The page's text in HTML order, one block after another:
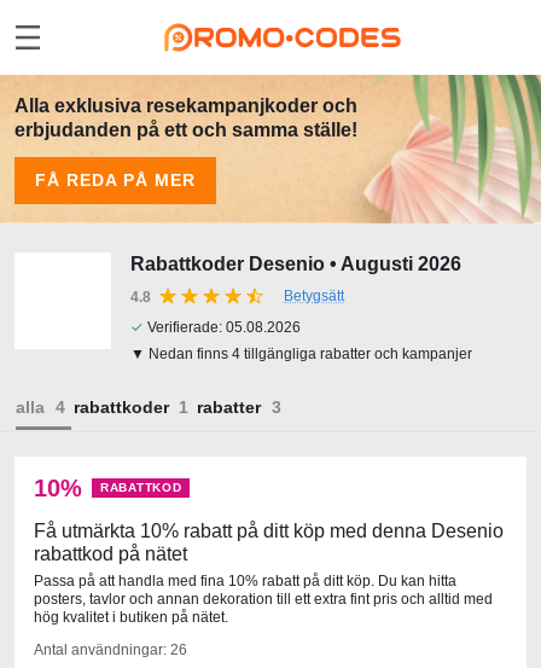
Alla exklusiva resekampanjkoder och
erbjudanden på ett och samma ställe!
FÅ REDA PÅ MER
Rabattkoder Desenio • Augusti 2026
4.8
Betygsätt
✓ Verifierade: 05.08.2026
▼ Nedan finns 4 tillgängliga rabatter och kampanjer
alla rabattkoder rabatter
10% RABATTKOD
Få utmärkta 10% rabatt på ditt köp med denna Desenio
rabattkod på nätet
Passa på att handla med fina 10% rabatt på ditt köp. Du kan hitta
posters, tavlor och annan dekoration till ett extra fint pris och alltid med
hög kvalitet i butiken på nätet.
Antal användningar: 26